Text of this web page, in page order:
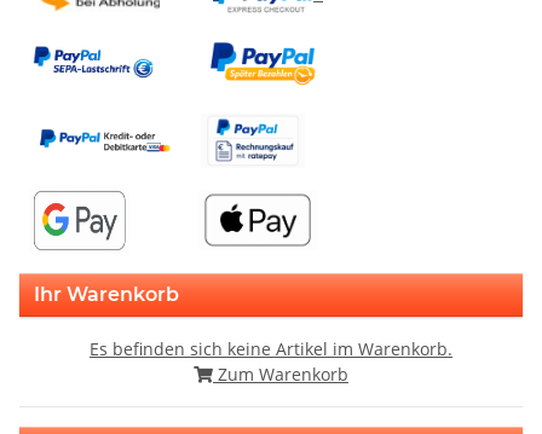
Ihr Warenkorb
Es befinden sich keine Artikel im Warenkorb.
Zum Warenkorb